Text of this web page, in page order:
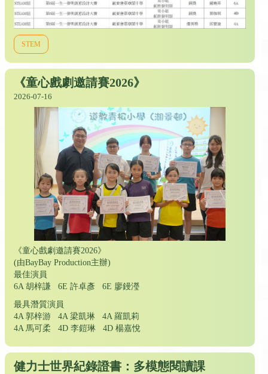
STEM
《童心戲劇邀請賽2026》
2026-07-16
《童心戲劇邀請賽2026》
(由BayBay Production主辦)
最佳演員
6A 胡梓謙 6E 許卓彥 6E 廖鏝瀅
最具潛質演員
4A 郭梓游 4A 梁凱琳 4A 羅凱莉
4A 馬可柔 4D 李鎧琳 4D 楊嘉悅
健力士世界紀錄證書：多模態閱讀課